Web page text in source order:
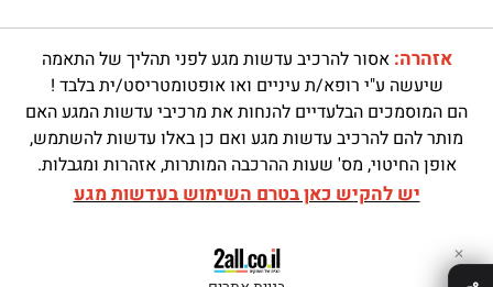
אזהרה: אסור להרכיב עדשות מגע לפני תהליך של התאמה
שיעשה ע"י רופא/ת עיניים ואו אופטומטריסט/ית בלבד !
הם המוסמכים הבלעדיים להנחות את מרכיבי עדשות המגע האם
מותר להם להרכיב עדשות מגע ואם כן באלו עדשות להשתמש,
אופן החיטוי, מס' שעות ההרכבה המותרות, אזהרות ומגבלות.
יש להקיש כאן בטרם השימוש בעדשות מגע
✕